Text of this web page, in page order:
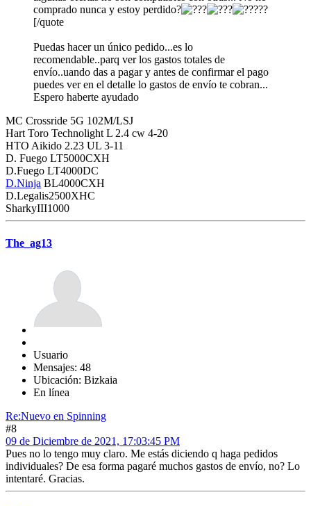
comprado nunca y estoy perdido?
??
[/quote
Puedas hacer un único pedido...es lo
recomendable..parq ver los gastos totales de
envío..uando das a pagar y antes de confirmar el pago
puedes ver en el detalle lo gastos de envío te cobran...
Espero haberte ayudado
MC Crossride 5G 102M/LSJ
Hart Toro Technolight L 2.4 cw 4-20
HTO Aikido 2.23 UL 3-11
D. Fuego LT5000CXH
D.Fuego LT4000DC
D.Ninja BL4000CXH
D.Legalis2500XHC
SharkyIII1000
The_ag13
Usuario
Mensajes: 48
Ubicación: Bizkaia
En línea
Re:Nuevo en Spinning
#8
09 de Diciembre de 2021, 17:03:45 PM
Pues no lo tengo muy claro. Me estás diciendo q haga pedidos
individuales? De esa forma pagaré muchos gastos de envío, no? Lo
intentaré. Gracias.